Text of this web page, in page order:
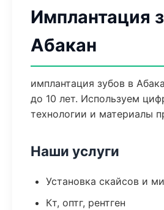
Имплантация
Абакан
имплантация зубов в
до 10 лет. Используем
технологии и материалы
Наши услуги
Установка скайсов и
Кт, оптг, рентген